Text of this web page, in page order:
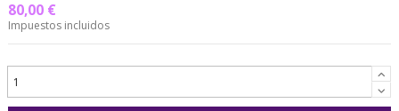
80,00 €
Impuestos incluidos